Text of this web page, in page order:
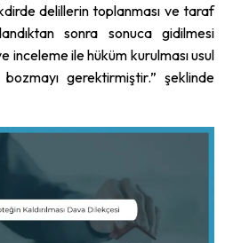
delillerin toplanması ve taraf
sonra sonuca gidilmesi
inceleme ile hüküm kurulması usul
gerektirmiştir.” şeklinde